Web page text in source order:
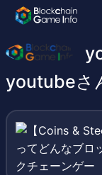
youtubeさ